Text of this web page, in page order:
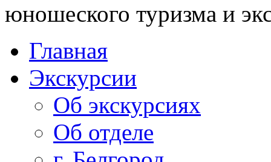
юношеского туризма и
Главная
Экскурсии
Об экскурсиях
Об отделе